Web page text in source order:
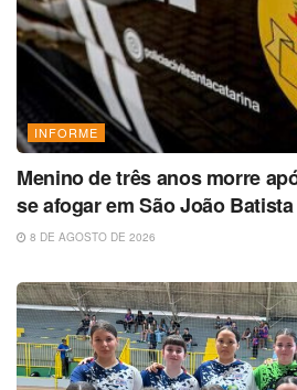
INFORME
Menino de três anos morre
se afogar em São João Batista
8 DE AGOSTO DE 2026